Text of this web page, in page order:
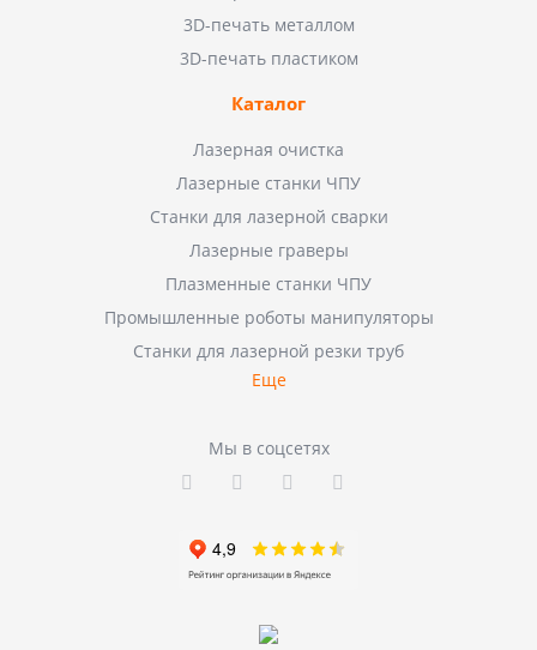
3D-печать металлом
3D-печать пластиком
Каталог
Лазерная очистка
Лазерные станки ЧПУ
Станки для лазерной сварки
Лазерные граверы
Плазменные станки ЧПУ
Промышленные роботы манипуляторы
Станки для лазерной резки труб
Еще
Мы в соцсетях